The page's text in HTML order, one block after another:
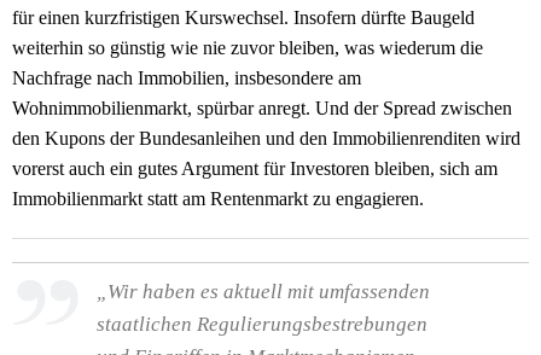
für einen kurzfristigen Kurswechsel. Insofern dürfte Baugeld
weiterhin so günstig wie nie zuvor bleiben, was wiederum die
Nachfrage nach Immobilien, insbesondere am
Wohnimmobilienmarkt, spürbar anregt. Und der Spread zwischen
den Kupons der Bundesanleihen und den Immobilienrenditen wird
vorerst auch ein gutes Argument für Investoren bleiben, sich am
Immobilienmarkt statt am Rentenmarkt zu engagieren.
„Wir haben es aktuell mit umfassenden
staatlichen Regulierungsbestrebungen